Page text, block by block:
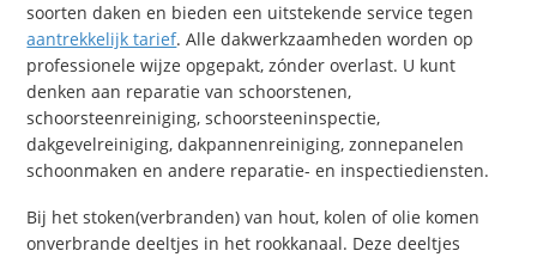
soorten daken en bieden een uitstekende service tegen
aantrekkelijk tarief. Alle dakwerkzaamheden worden op
professionele wijze opgepakt, zónder overlast. U kunt
denken aan reparatie van schoorstenen,
schoorsteenreiniging, schoorsteeninspectie,
dakgevelreiniging, dakpannenreiniging, zonnepanelen
schoonmaken en andere reparatie- en inspectiediensten.
Bij het stoken(verbranden) van hout, kolen of olie komen
onverbrande deeltjes in het rookkanaal. Deze deeltjes